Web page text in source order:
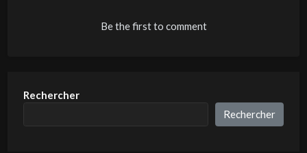
Be the first to comment
Rechercher
Rechercher